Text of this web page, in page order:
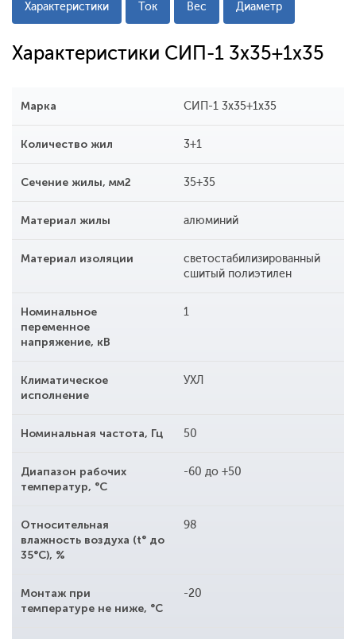
Характеристики Ток Вес Диаметр
Характеристики СИП-1 3x35+1x35
Марка СИП-1 3x35+1x35
Количество жил 3+1
Сечение жилы, мм2 35+35
Материал жилы алюминий
Материал изоляции
светостабилизированный
сшитый полиэтилен
Номинальное
переменное
напряжение, кВ
1
Климатическое
исполнение
УХЛ
Номинальная частота, Гц 50
Диапазон рабочих
температур, °С
-60 до +50
Относительная
влажность воздуха (t° до
35°С), %
98
Монтаж при
температуре не ниже, °С
-20